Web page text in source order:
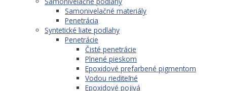
Samonivelačné materiály
Penetrácia
Syntetické liate podlahy
Penetrácie
Čisté penetrácie
Plnené pieskom
Epoxidové prefarbené pigmentom
Vodou riediteľné
Epoxidové pojivá